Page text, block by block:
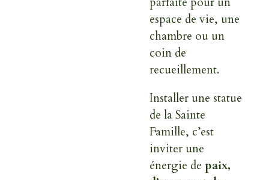
espace de vie, une
chambre ou un
coin de
recueillement.
Installer une statue
de la Sainte
Famille, c’est
inviter une
énergie de paix,